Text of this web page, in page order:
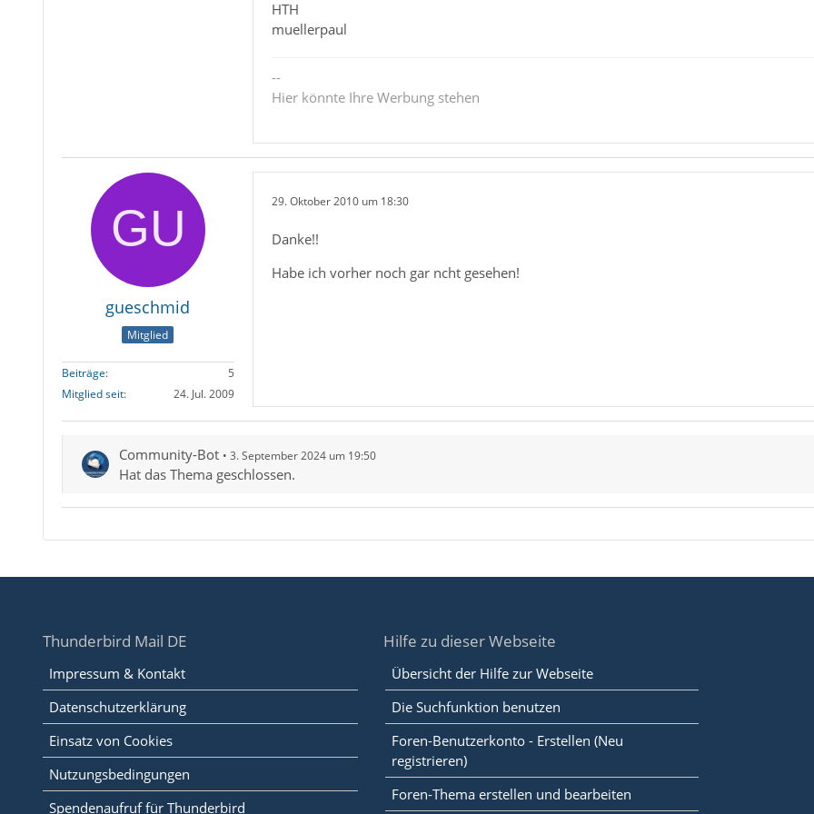
HTH
muellerpaul
--
Hier könnte Ihre Werbung stehen
gueschmid
Mitglied
Beiträge
5
Mitglied seit
24. Jul. 2009
29. Oktober 2010 um 18:30
Danke!!
Habe ich vorher noch gar ncht gesehen!
Community-Bot 3. September 2024 um 19:50
Hat das Thema geschlossen.
Thunderbird Mail DE
Impressum & Kontakt
Datenschutzerklärung
Einsatz von Cookies
Nutzungsbedingungen
Spendenaufruf für Thunderbird
Hilfe zu dieser Webseite
Übersicht der Hilfe zur Webseite
Die Suchfunktion benutzen
Foren-Benutzerkonto - Erstellen (Neu
registrieren)
Foren-Thema erstellen und bearbeiten